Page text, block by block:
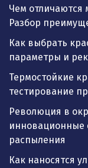
Чем отличаются
Разбор
Как выбрать
параметры и
Термостойкие
тестирование
Революция в
инновационные
распыления
Как наносятся